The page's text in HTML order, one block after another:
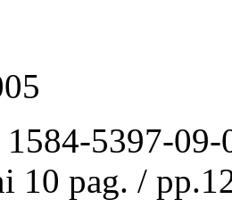
5397-09-
10 pag. /